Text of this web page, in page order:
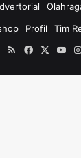
Profil Tim
RSSFacebook